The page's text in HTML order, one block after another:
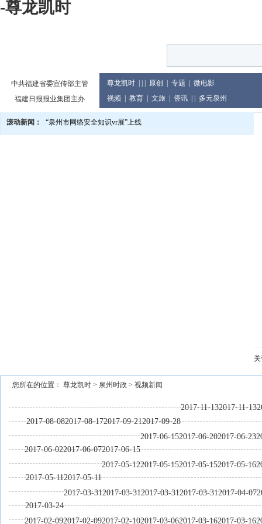
-尊龙凯时
中共福建省委宣传部主管
福建日报报业集团主办
尊龙凯时 原创 专题
微电影
视频
教育 文旅 侨讯 多元泉州
滚动新闻： “泉州市网络安全知识vr展”上线
您所在的位置： 尊龙凯时 > 泉州时政 > 视频新闻
2017-11-13
2017-11-13
2017-09-28
2017-09-21
2017-08-17
2017-08-08
2017-06-23
2017-06-20
2017-06-15
2017-06-15
2017-06-07
2017-06-02
2017-05-16
2017-05-15
2017-05-15
2017-05-12
2017-05-11
2017-05-11
2017-04-07
2017-03-31
2017-03-31
2017-03-31
2017-03-31
2017-03-24
2017-03-16
2017-03-16
2017-03-06
2017-02-10
2017-02-09
2017-02-09